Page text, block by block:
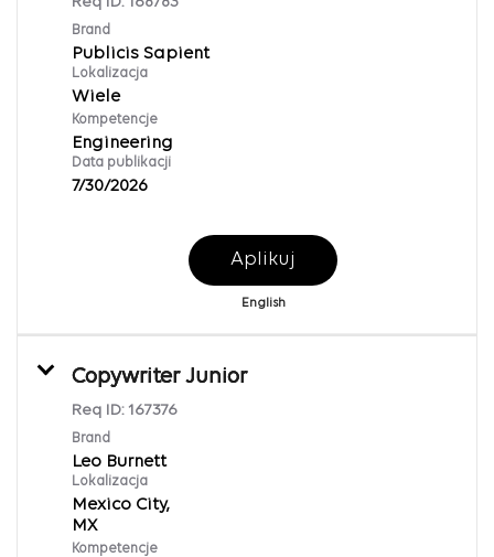
Brand
Publicis Sapient
Lokalizacja
Wiele
Kompetencje
Engineering
Data publikacji
7/30/2026
Aplikuj
English
Copywriter Junior
Req ID: 167376
Brand
Leo Burnett
Lokalizacja
Mexico City,
Kompetencje